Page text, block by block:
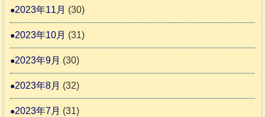
2023年11月 (30)
2023年10月 (31)
2023年9月 (30)
2023年8月 (32)
2023年7月 (31)